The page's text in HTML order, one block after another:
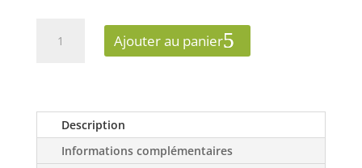
automatique
2
Ajouter au panier
Description
Informations complémentaires